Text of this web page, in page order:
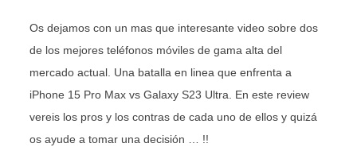
Os dejamos con un mas que interesante video sobre dos
de los mejores teléfonos móviles de gama alta del
mercado actual. Una batalla en linea que enfrenta a
iPhone 15 Pro Max vs Galaxy S23 Ultra. En este review
vereis los pros y los contras de cada uno de ellos y quizá
os ayude a tomar una decisión … !!